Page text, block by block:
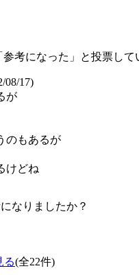
参考になった」と投票して
17)
が
のもあるが
けどね
なりましたか？
る(全22件)